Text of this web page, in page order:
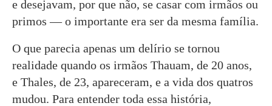
e desejavam, por que não, se casar com irmãos ou
primos — o importante era ser da mesma família.
O que parecia apenas um delírio se tornou
realidade quando os irmãos Thauam, de 20 anos,
e Thales, de 23, apareceram, e a vida dos quatros
mudou. Para entender toda essa história,